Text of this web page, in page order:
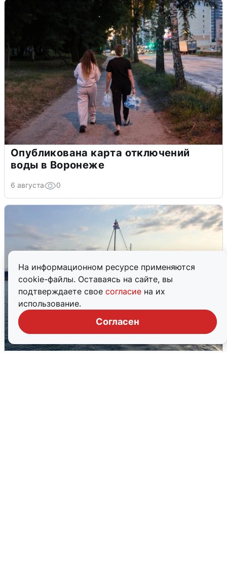
На информационном ресурсе применяются
cookie-файлы. Оставаясь на сайте, вы
подтверждаете свое согласие на их
использование.
Согласен
Опубликована карта отключений
воды в Воронеже
6 августа 0